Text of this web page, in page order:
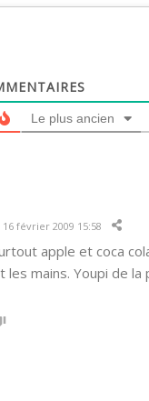
Le plus ancien
16 février 2009 15:58
apple et coca
mains. Youpi de la